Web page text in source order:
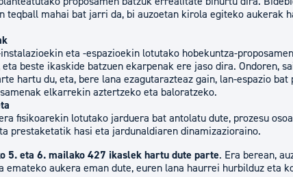
teqball mahai bat jarri da, bi auzoetan kirola egiteko aukerak
eta -espazioekin lotutako hobekuntza-
beste ikaskide batzuen ekarpenak ere jaso dira. Ondoren,
hartu du, eta, bere lana ezagutarazteaz gain, lan-espazio bat
elkarrekin aztertzeko eta baloratzeko.
fisikoarekin lotutako jarduera bat antolatu dute, prozesu
prestaketatik hasi eta jardunaldiaren dinamizazioraino.
5. eta 6. mailako 427 ikaslek hartu dute parte. Era berean,
emateko aukera eman dute, euren lana haurrei hurbilduz eta